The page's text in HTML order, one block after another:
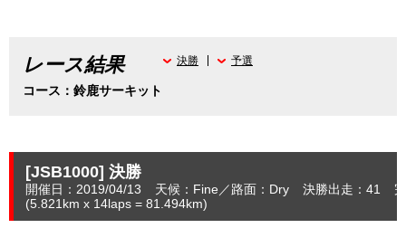
レース結果
コース：鈴鹿サーキット
決勝 予選
[JSB1000] 決勝
開催日：2019/04/13 天候：Fine 路面：Dry 決勝出走：41
(5.821 km x 14laps = 81.494km)